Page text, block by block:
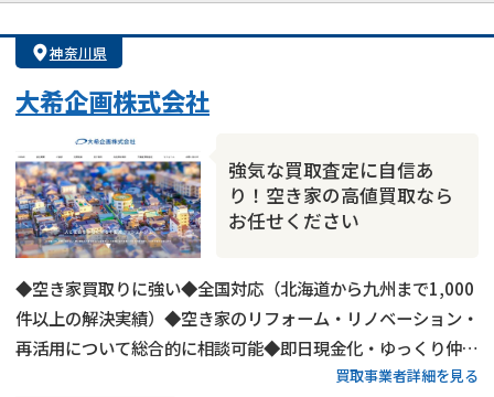
神奈川県
大希企画株式会社
強気な買取査定に自信あ
り！空き家の高値買取なら
お任せください
◆空き家買取りに強い◆全国対応（北海道から九州まで1,000
件以上の解決実績）◆空き家のリフォーム・リノベーション・
再活用について総合的に相談可能◆即日現金化・ゆっくり仲介
販売どちらも対応可◆約400名の士業パートナーと連携
買取事業者詳細を見る